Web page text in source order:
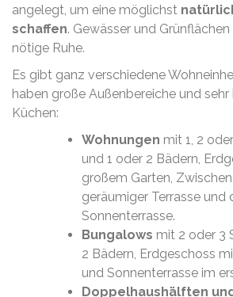
angelegt, um eine möglichst
schaffen. Gewässer und
nötige Ruhe.
Es gibt ganz verschiedene
haben große Außenbereiche und sehr
Küchen:
Wohnungen mit 1, 2
und 1 oder 2 Bädern,
großem Garten,
geräumiger Terrasse
Sonnenterrasse.
Bungalows mit 2 oder 3
2 Bädern, Erdgeschoss
und Sonnenterrasse im
Doppelhaushälften